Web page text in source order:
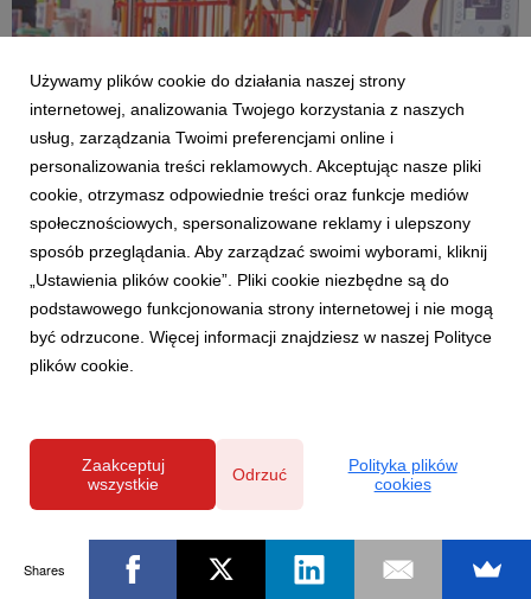
FINAŁ WOŚP
Pierwsze dary medyczne 30. Finału WOŚP
30 stycznia 2022
Tegoroczni Darczyńcy ofiarowali już 325 urządzeń
medycznych o łącznej wartości 1 538 581,84 zł. To one jako
pierwsze zostaną przekazane do szpitali i placówek
medycznych po zakończeniu 30. Finału Wielkiej Orkiestry
Świątecznej Pomocy.
Używamy plików cookie do działania naszej strony
internetowej, analizowania Twojego korzystania z naszych
usług, zarządzania Twoimi preferencjami online i
personalizowania treści reklamowych. Akceptując nasze pliki
cookie, otrzymasz odpowiednie treści oraz funkcje mediów
społecznościowych, spersonalizowane reklamy i ulepszony
sposób przeglądania. Aby zarządzać swoimi wyborami, kliknij
„Ustawienia plików cookie”. Pliki cookie niezbędne są do
podstawowego funkcjonowania strony internetowej i nie mogą
być odrzucone. Więcej informacji znajdziesz w naszej Polityce
plików cookie.
Zaakceptuj
wszystkie
Odrzuć
Polityka plików
cookies
Shares